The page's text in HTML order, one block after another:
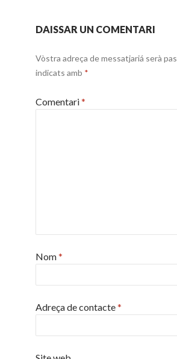
DAISSAR UN COMENTARI
Vòstra adreça de messatjariá serà
indicats amb *
Comentari*
Nom*
Adreça de contacte*